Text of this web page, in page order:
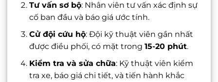
Tư vấn sơ bộ: Nhân viên tư vấn xác định sự
cố ban đầu và báo giá ước tính.
Cử đội cứu hộ: Đội kỹ thuật viên gần nhất
được điều phối, có mặt trong 15-20 phút.
Kiểm tra và sửa chữa: Kỹ thuật viên kiểm
tra xe, báo giá chi tiết, và tiến hành khắc